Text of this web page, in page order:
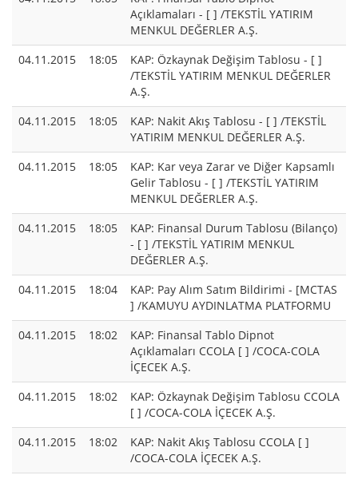
Açıklamaları - [ ] /TEKSTİL YATIRIM
MENKUL DEĞERLER A.Ş.
04.11.2015
18:05
KAP: Özkaynak Değişim Tablosu - [ ]
/TEKSTİL YATIRIM MENKUL DEĞERLER
A.Ş.
04.11.2015
18:05
KAP: Nakit Akış Tablosu - [ ] /TEKSTİL
YATIRIM MENKUL DEĞERLER A.Ş.
04.11.2015
18:05
KAP: Kar veya Zarar ve Diğer Kapsamlı
Gelir Tablosu - [ ] /TEKSTİL YATIRIM
MENKUL DEĞERLER A.Ş.
04.11.2015
18:05
KAP: Finansal Durum Tablosu (Bilanço)
- [ ] /TEKSTİL YATIRIM MENKUL
DEĞERLER A.Ş.
04.11.2015
18:04
KAP: Pay Alım Satım Bildirimi - [MCTAS
] /KAMUYU AYDINLATMA PLATFORMU
04.11.2015
18:02
KAP: Finansal Tablo Dipnot
Açıklamaları CCOLA [ ] /COCA-COLA
İÇECEK A.Ş.
04.11.2015
18:02
KAP: Özkaynak Değişim Tablosu CCOLA
[ ] /COCA-COLA İÇECEK A.Ş.
04.11.2015
18:02
KAP: Nakit Akış Tablosu CCOLA [ ]
/COCA-COLA İÇECEK A.Ş.